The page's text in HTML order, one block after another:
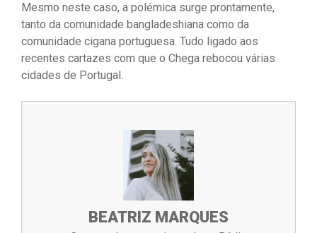
Mesmo neste caso, a polémica surge prontamente,
tanto da comunidade bangladeshiana como da
comunidade cigana portuguesa. Tudo ligado aos
recentes cartazes com que o Chega rebocou várias
cidades de Portugal.
BEATRIZ MARQUES